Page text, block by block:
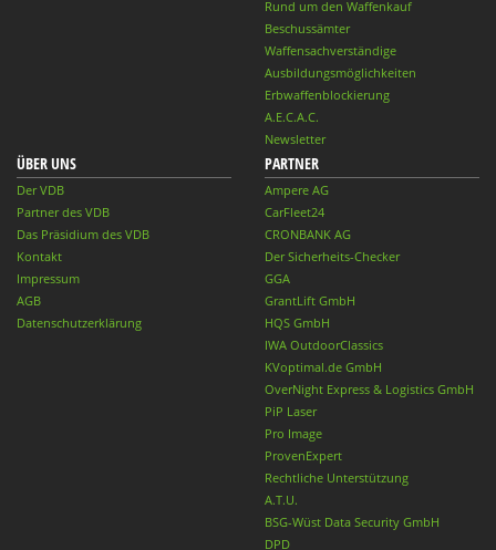
Rund um den Waffenkauf
Beschussämter
Waffensachverständige
Ausbildungsmöglichkeiten
Erbwaffenblockierung
A.E.C.A.C.
Newsletter
ÜBER UNS
Der VDB
Partner des VDB
Das Präsidium des VDB
Kontakt
Impressum
AGB
Datenschutzerklärung
PARTNER
Ampere AG
CarFleet24
CRONBANK AG
Der Sicherheits-Checker
GGA
GrantLift GmbH
HQS GmbH
IWA OutdoorClassics
KVoptimal.de GmbH
OverNight Express & Logistics GmbH
PiP Laser
Pro Image
ProvenExpert
Rechtliche Unterstützung
A.T.U.
BSG-Wüst Data Security GmbH
DPD